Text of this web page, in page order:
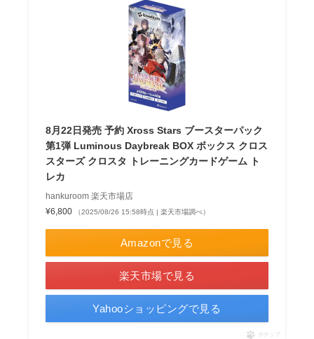
8月22日発売 予約 Xross Stars ブースターパック
第1弾 Luminous Daybreak BOX ボックス クロス
スターズ クロスタ トレーニングカードゲーム ト
レカ
hankuroom 楽天市場店
¥6,800
（2025/08/26 15:58時点 | 楽天市場調べ）
Amazonで見る
楽天市場で見る
Yahooショッピングで見る
ポチップ